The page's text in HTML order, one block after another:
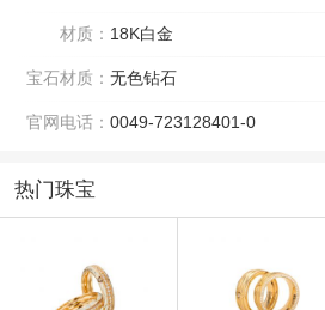
材质： 18K白金
宝石材质： 无色钻石
官网电话： 0049-723128401-0
热门珠宝